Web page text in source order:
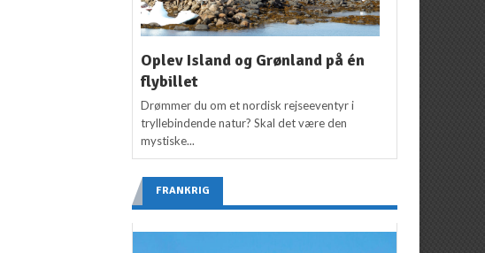
Oplev Island og Grønland på én
flybillet
Drømmer du om et nordisk rejseeventyr i
tryllebindende natur? Skal det være den
mystiske...
FRANKRIG